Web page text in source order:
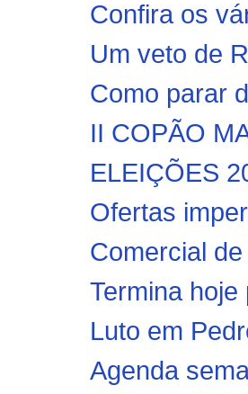
Confira os
Um veto de
Como parar
II COPÃO
ELEIÇÕES
Ofertas
Comercial
Termina
Luto em
Agenda